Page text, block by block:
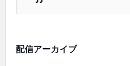
配信アーカイブ